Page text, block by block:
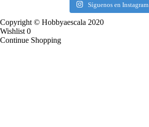
Síguenos en Instagram
Copyright © Hobbyaescala 2020
Wishlist 0
Continue Shopping